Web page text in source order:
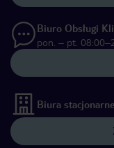
Biuro Obsługi
pon. – pt.
Biura stacjonarne